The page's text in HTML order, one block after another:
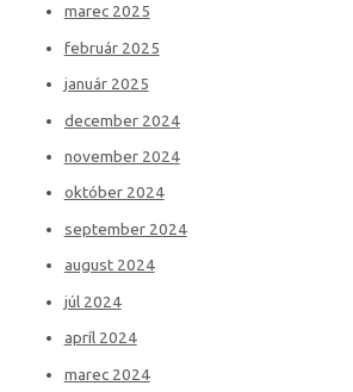
marec 2025
február 2025
január 2025
december 2024
november 2024
október 2024
september 2024
august 2024
júl 2024
apríl 2024
marec 2024